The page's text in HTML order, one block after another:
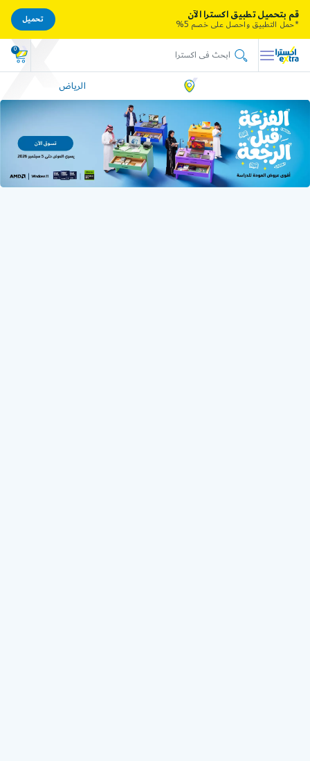
0
الرياض
قم بتحميل تطبيق اكسترا الآن
*حمل التطبيق واحصل على خصم 5%
تحميل